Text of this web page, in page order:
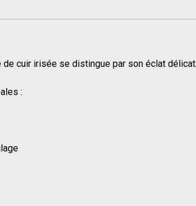
de cuir irisée se distingue par son éclat
: